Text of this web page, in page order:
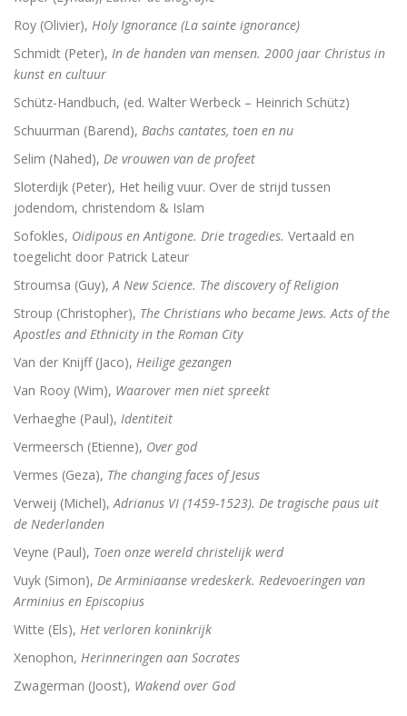
Roy (Olivier), Holy Ignorance (La sainte ignorance)
Schmidt (Peter), In de handen van mensen. 2000 jaar Christus in
kunst en cultuur
Schütz-Handbuch, (ed. Walter Werbeck – Heinrich Schütz)
Schuurman (Barend), Bachs cantates, toen en nu
Selim (Nahed), De vrouwen van de profeet
Sloterdijk (Peter), Het heilig vuur. Over de strijd tussen
jodendom, christendom & Islam
Sofokles, Oidipous en Antigone. Drie tragedies. Vertaald en
toegelicht door Patrick Lateur
Stroumsa (Guy),A New Science. The discovery of Religion
Stroup (Christopher), The Christians who became Jews. Acts of the
Apostles and Ethnicity in the Roman City
Van der Knijff (Jaco), Heilige gezangen
Van Rooy (Wim), Waarover men niet spreekt
Verhaeghe (Paul), Identiteit
Vermeersch (Etienne), Over god
Vermes (Geza), The changing faces of Jesus
Verweij (Michel),Adrianus VI (1459-1523). De tragische paus uit
de Nederlanden
Veyne (Paul), Toen onze wereld christelijk werd
Vuyk (Simon), De Arminiaanse vredeskerk. Redevoeringen van
Arminius en Episcopius
Witte (Els), Het verloren koninkrijk
Xenophon, Herinneringen aan Socrates
Zwagerman (Joost), Wakend over God